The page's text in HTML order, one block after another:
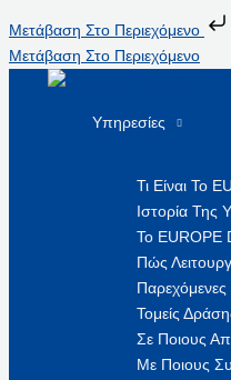
Μετάβαση Στο Περιεχόμενο
Μετάβαση Στο Περιεχόμενο
Υπηρεσίες
Τι Είναι Το
Ιστορία Της
Το
Πώς
Παρεχόμενες
Τομείς
Σε Ποιους
Με Ποιους